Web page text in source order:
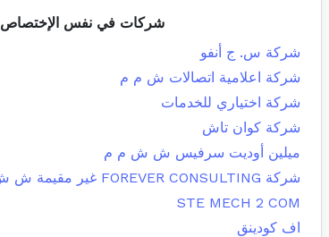
شركات في نفس الإختصاص
شركة س. ج أنفو
شركة اعلامية اتصالات ش م م
شركة اختياري للخدمات
شركة كوان تاش
ميلين أوديت سرفيس ش ش م م
شركة FOREVER CONSULTING غير مقيمة ش ش م م
STE MECH 2 COM
اف كودينق